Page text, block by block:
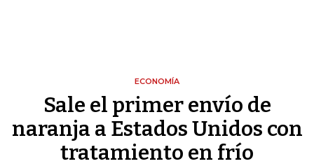
ECONOMÍA
Sale el primer envío de
naranja a Estados Unidos con
tratamiento en frío